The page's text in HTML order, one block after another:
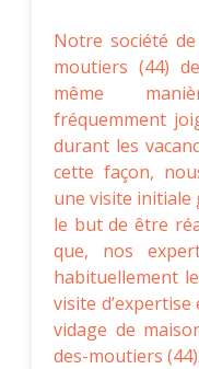
Notre société
moutiers (44)
même
fréquemment
durant les
cette façon,
une visite initiale
le but de être
que, nos
habituellement
visite
vidage de
des-moutiers (44).